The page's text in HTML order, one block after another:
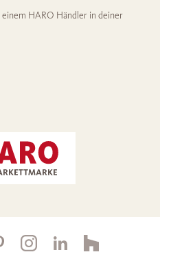
HARO Händler in deiner